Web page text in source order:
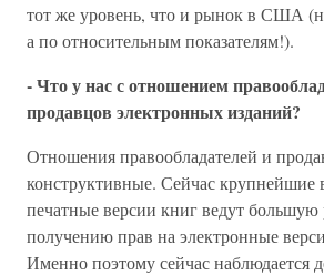
тот же уровень, что и рынок в США
а по относительным показателям!).
- Что у нас с отношением
продавцов электронных изданий?
Отношения правообладателей и
конструктивные. Сейчас крупнейшие
печатные версии книг ведут большую
получению прав на электронные
Именно поэтому сейчас наблюдается